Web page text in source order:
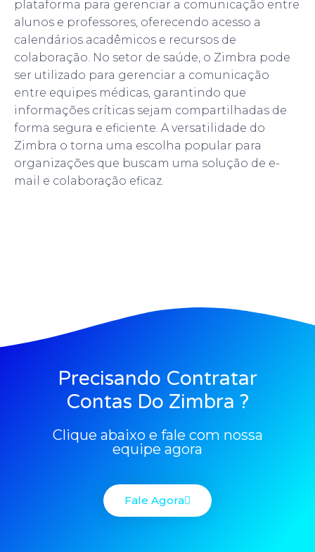
plataforma para gerenciar a comunicação entre
alunos e professores, oferecendo acesso a
calendários acadêmicos e recursos de
colaboração. No setor de saúde, o Zimbra pode
ser utilizado para gerenciar a comunicação
entre equipes médicas, garantindo que
informações críticas sejam compartilhadas de
forma segura e eficiente. A versatilidade do
Zimbra o torna uma escolha popular para
organizações que buscam uma solução de e-
mail e colaboração eficaz.
Precisando Contratar
Contas Do Zimbra ?
Clique abaixo e fale com nossa
equipe agora
Fale Agora